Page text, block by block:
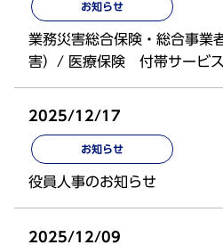
お知らせ
業務災害総合保険・総合事業
害）/ 医療保険 付帯サービ
2025/12/17
お知らせ
役員人事のお知らせ
2025/12/09